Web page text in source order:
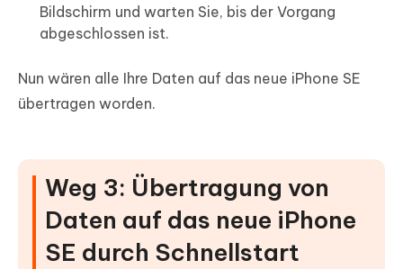
Bildschirm und warten Sie, bis der Vorgang
abgeschlossen ist.
Nun wären alle Ihre Daten auf das neue iPhone SE
übertragen worden.
Weg 3: Übertragung von
Daten auf das neue iPhone
SE durch Schnellstart